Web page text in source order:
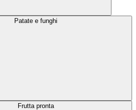
Patate e funghi
Frutta pronta